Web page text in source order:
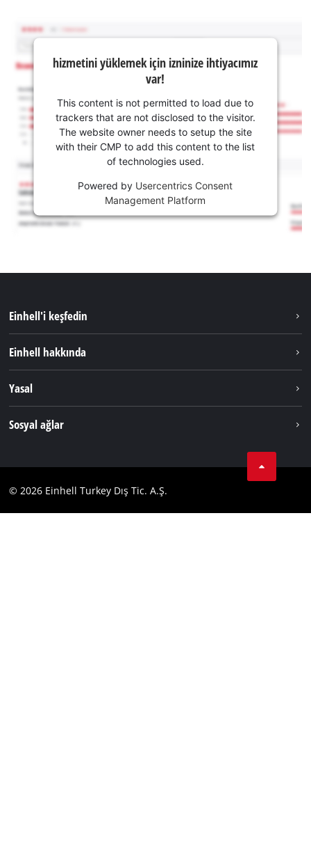
hizmetini yüklemek için izninize ihtiyacımız
var!
This content is not permitted to load due to
trackers that are not disclosed to the visitor.
The website owner needs to setup the site
with their CMP to add this content to the list
of technologies used.
Powered by Usercentrics Consent
Management Platform
Einhell'i keşfedin
Hizmetler
Einhell hakkında
Yasal
Uyumluluk
Sosyal ağlar
YouТube
© 2026 Einhell Turkey Dış Tic. A.Ş.